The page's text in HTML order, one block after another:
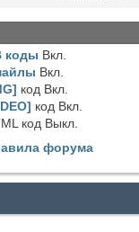
коды Вкл.
Вкл.
код Вкл.
код Вкл.
код Выкл.
форума